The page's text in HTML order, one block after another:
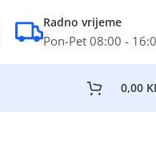
Radno vrijeme
Pon-Pet 08:00 -
0,00